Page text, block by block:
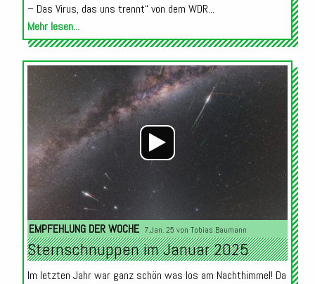
– Das Virus, das uns trennt“ von dem WDR...
Mehr lesen...
Audio-
Player
EMPFEHLUNG DER WOCHE 7.Jan. 25 von Tobias Baumann
Sternschnuppen im Januar 2025
Im letzten Jahr war ganz schön was los am Nachthimmel! Da